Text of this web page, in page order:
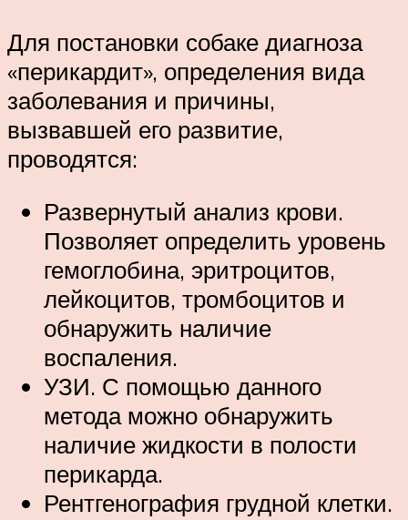
Для постановки собаке диагноза
«перикардит», определения вида
заболевания и причины,
вызвавшей его развитие,
проводятся:
Развернутый анализ крови.
Позволяет определить уровень
гемоглобина, эритроцитов,
лейкоцитов, тромбоцитов и
обнаружить наличие
воспаления.
УЗИ. С помощью данного
метода можно обнаружить
наличие жидкости в полости
перикарда.
Рентгенография грудной клетки.